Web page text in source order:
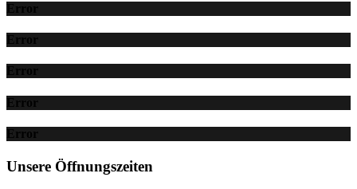
Error
Error
Error
Error
Error
Unsere Öffnungszeiten